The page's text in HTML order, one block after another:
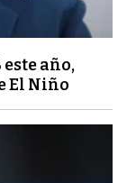
año,
El Niño